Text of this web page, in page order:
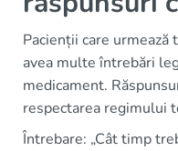
Pacienții care
avea multe întrebări
medicament.
respectarea regimului
Întrebare: „Cât timp